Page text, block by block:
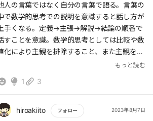
定義
言葉の定義
場の定義※以下何かが不明確はストレス
話にかかる時間
本題を話すうえでの前提
解説
比較※違いをもとに理解を深める
構造化※既知の同構造の別のもので理解
っと読む
人の言葉ではなく自分の言葉で語る。言葉の
で数学的思考での説明を意識すると話し方が
上手くなる。定義→主張→解説→結論の順番で
すことを意識。数学的思考としては比較や数
化により主観を排除すること、また主観を加
える場合も具体性を持たせること。このあたり
もっと読む
1 3
hiroakiito フォロー 2023年8月7日